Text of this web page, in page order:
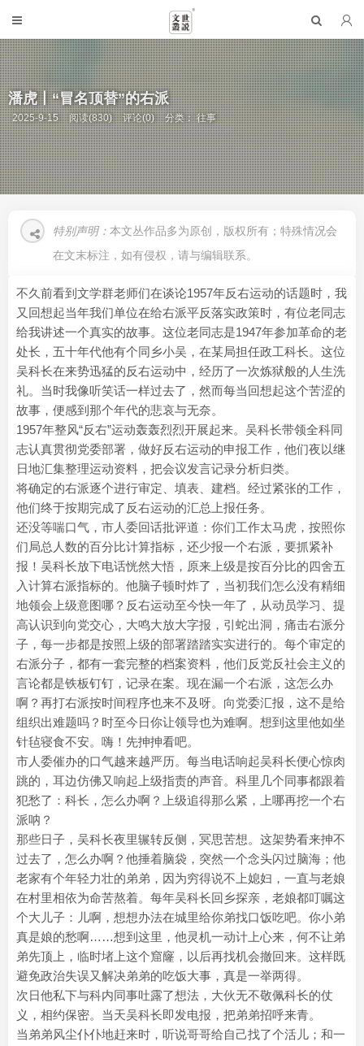
潘虎丨“冒名顶替”的右派
2025-9-15 阅读(830) 评论(0) 分类：往事
特别声明： 本文丛作品多为原创，版权所有；特殊情况会
在文末标注，如有侵权，请与编辑联系。
不久前看到文学群老师们在谈论1957年反右运动的话题时，我
又回想起当年我们单位在给右派平反落实政策时，有位老同志
给我讲述一个真实的故事。这位老同志是1947年参加革命的老
处长，五十年代他有个同乡小吴，在某局担任政工科长。这位
吴科长在来势迅猛的反右运动中，经历了一次炼狱般的人生洗
礼。当时我像听笑话一样过去了，然而每当回想起这个苦涩的
故事，便感到那个年代的悲哀与无奈。
1957年整风“反右”运动轰轰烈烈开展起来。吴科长带领全科同
志认真贯彻党委部署，做好反右运动的申报工作，他们夜以继
日地汇集整理运动资料，把会议发言记录分析归类。
将确定的右派逐个进行审定、填表、建档。经过紧张的工作，
他们终于按期完成了反右运动的汇总上报任务。
还没等喘口气，市人委回话批评道：你们工作太马虎，按照你
们局总人数的百分比计算指标，还少报一个右派，要抓紧补
报！吴科长放下电话恍然大悟，原来上级是按百分比的四舍五
入计算右派指标的。他脑子顿时炸了，当初我们怎么没有精细
地领会上级意图哪？反右运动至今快一年了，从动员学习、提
高认识到向党交心，大鸣大放大字报，引蛇出洞，痛击右派分
子，每一步都是按照上级的部署踏踏实实进行的。每个审定的
右派分子，都有一套完整的档案资料，他们反党反社会主义的
言论都是铁板钉钉，记录在案。现在漏一个右派，这怎么办
啊？再打右派按时间程序也来不及呀。向党委汇报，这不是给
组织出难题吗？时至今日你让领导也为难啊。想到这里他如坐
针毡寝食不安。嗨！先抻抻看吧。
市人委催办的口气越来越严历。每当电话响起吴科长便心惊肉
跳的，耳边仿佛又响起上级指责的声音。科里几个同事都跟着
犯愁了：科长，怎么办啊？上级追得那么紧，上哪再挖一个右
派呐？
那些日子，吴科长夜里辗转反侧，冥思苦想。这架势看来抻不
过去了，怎么办啊？他捶着脑袋，突然一个念头闪过脑海；他
老家有个年轻力壮的弟弟，因为穷得说不上媳妇，一直与老娘
在村里相依为命苦熬着。每年吴科长回乡探亲，老娘都叮嘱这
个大儿子：儿啊，想想办法在城里给你弟找口饭吃吧。你小弟
真是娘的愁啊……想到这里，他灵机一动计上心来，何不让弟
弟先顶上，临时堵上这个窟窿，以后再找机会撤回来。这样既
避免政治失误又解决弟弟的吃饭大事，真是一举两得。
次日他私下与科内同事吐露了想法，大伙无不敬佩科长的仗
义，相约保密。当天吴科长即发电报，把弟弟招呼来青。
当弟弟风尘仆仆地赶来时，听说哥哥给自己找了个活儿；和一